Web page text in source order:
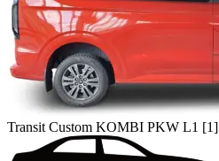
Transit Custom KOMBI PKW L1 [1]